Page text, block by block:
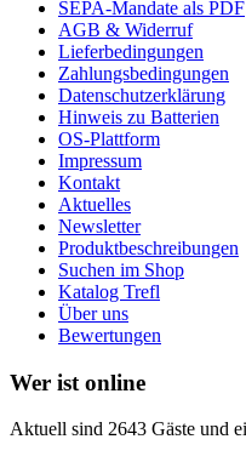
SEPA-Mandate als PDF
AGB & Widerruf
Lieferbedingungen
Zahlungsbedingungen
Datenschutzerklärung
Hinweis zu Batterien
OS-Plattform
Impressum
Kontakt
Aktuelles
Newsletter
Produktbeschreibungen
Suchen im Shop
Katalog Trefl
Über uns
Bewertungen
Wer ist online
Aktuell sind 2643 Gäste und